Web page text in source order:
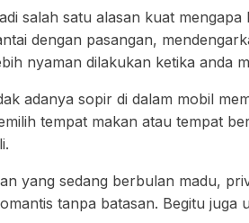
salah satu alasan kuat
dengan pasangan,
nyaman dilakukan ketika anda
adanya sopir di dalam mobil
tempat makan atau tempat
yang sedang berbulan madu,
tanpa batasan. Begitu